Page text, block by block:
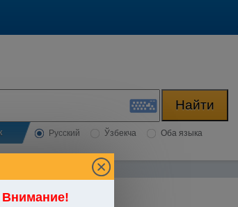
Русский Ўзбекча Оба языка
Внимание!